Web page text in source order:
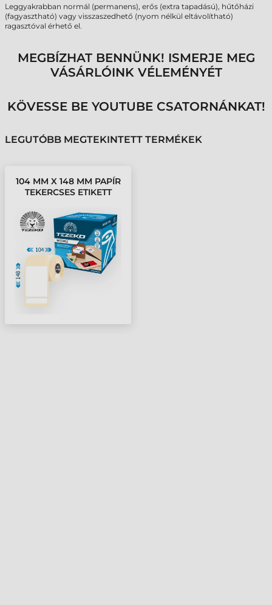
Leggyakrabban normál (permanens), erős (extra tapadású), hűtőházi
(fagyasztható) vagy visszaszedhető (nyom nélkül eltávolítható)
ragasztóval érhető el.
MEGBÍZHAT BENNÜNK! ISMERJE MEG
VÁSÁRLÓINK VÉLEMÉNYÉT
KÖVESSE BE YOUTUBE CSATORNÁNKAT!
LEGUTÓBB MEGTEKINTETT TERMÉKEK
104 MM X 148 MM PAPÍR
TEKERCSES ETIKETT
CÍMKE/TEKERCS )